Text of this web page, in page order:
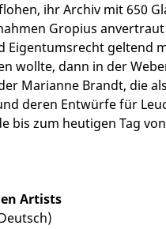
ihr Archiv mit 650
Gropius
geltend
wollte, dann in der
Marianne Brandt, die
deren Entwürfe für
bis zum heutigen Tag
Artists